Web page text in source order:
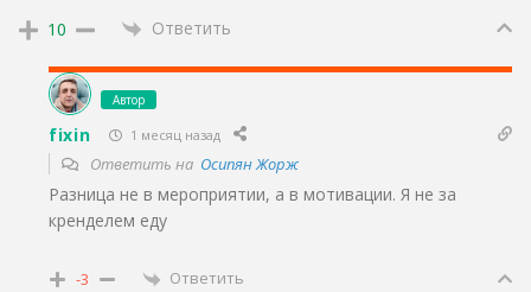
10 Ответить
Автор
fixin 1 месяц назад
Ответить на Осипян Жорж
Разница не в мероприятии, а в мотивации. Я не за
кренделем еду
-3 Ответить